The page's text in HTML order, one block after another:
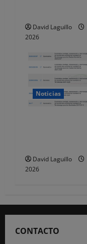
David Laguillo
2026
Noticias
David Laguillo
2026
CONTACTO